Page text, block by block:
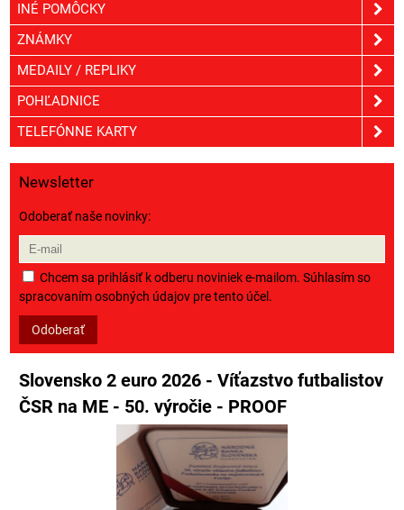
INÉ POMÔCKY
ZNÁMKY
MEDAILY / REPLIKY
POHĽADNICE
TELEFÓNNE KARTY
Newsletter
Odoberať naše novinky:
Chcem sa prihlásiť k odberu noviniek e-mailom. Súhlasím so
spracovaním osobných údajov pre tento účel.
Odoberať
Slovensko 2 euro 2026 - Víťazstvo futbalistov
ČSR na ME - 50. výročie - PROOF